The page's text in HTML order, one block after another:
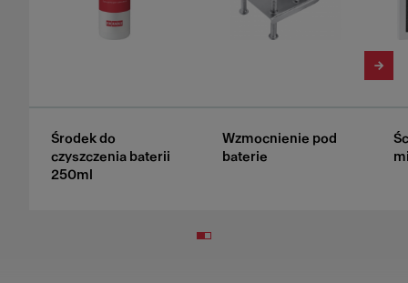
Środek do
czyszczenia baterii
250ml
Wzmocnienie pod
baterie